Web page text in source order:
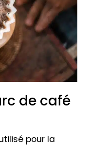
de café
pour la